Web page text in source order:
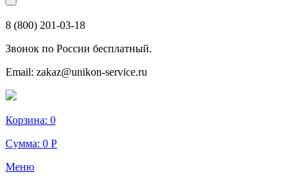
8 (800) 201-03-18
Звонок по России бесплатный.
Email: zakaz@unikon-service.ru
Корзина: 0
Сумма: 0 Р
Меню